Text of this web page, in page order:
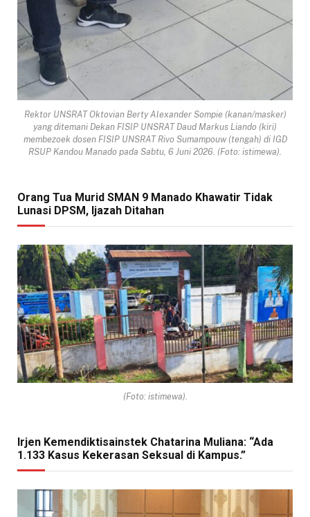
Rektor UNSRAT Oktovian Berty Alexander Sompie (kanan/masker)
yang ditemani Dekan FISIP UNSRAT Daud Markus Liando (kiri)
membezoek dosen FISIP UNSRAT Rivo Sumampouw (tengah) di IGD
RSUP Kandou Manado pada Sabtu, 6 Juni 2026. (Foto: istimewa).
Orang Tua Murid SMAN 9 Manado Khawatir Tidak
Lunasi DPSM, Ijazah Ditahan
(Foto: istimewa).
Irjen Kemendiktisainstek Chatarina Muliana: “Ada
1.133 Kasus Kekerasan Seksual di Kampus.”